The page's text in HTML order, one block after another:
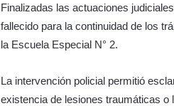
Finalizadas las actuaciones
fallecido para la continuidad de los
la Escuela Especial N° 2.
La intervención policial permitió
existencia de lesiones traumáticas o